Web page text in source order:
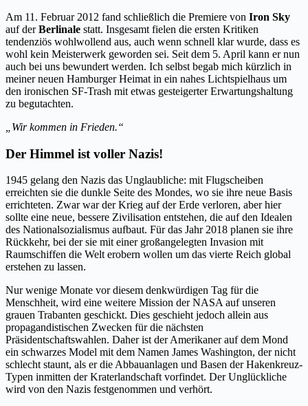
Am 11. Februar 2012 fand schließlich die Premiere von Iron Sky
auf derBerlinale statt. Insgesamt fielen die ersten Kritiken
tendenziös wohlwollend aus, auch wenn schnell klar wurde, dass es
wohl kein Meisterwerk geworden sei. Seit dem 5. April kann er nun
auch bei uns bewundert werden. Ich selbst begab mich kürzlich in
meiner neuen Hamburger Heimat in ein nahes Lichtspielhaus um
den ironischen SF-Trash mit etwas gesteigerter Erwartungshaltung
zu begutachten.
„Wir kommen in Frieden.“
Der Himmel ist voller Nazis!
1945 gelang den Nazis das Unglaubliche: mit Flugscheiben
erreichten sie die dunkle Seite des Mondes, wo sie ihre neue Basis
errichteten. Zwar war der Krieg auf der Erde verloren, aber hier
sollte eine neue, bessere Zivilisation entstehen, die auf den Idealen
des Nationalsozialismus aufbaut. Für das Jahr 2018 planen sie ihre
Rückkehr, bei der sie mit einer großangelegten Invasion mit
Raumschiffen die Welt erobern wollen um das vierte Reich global
erstehen zu lassen.
Nur wenige Monate vor diesem denkwürdigen Tag für die
Menschheit, wird eine weitere Mission der NASA auf unseren
grauen Trabanten geschickt. Dies geschieht jedoch allein aus
propagandistischen Zwecken für die nächsten
Präsidentschaftswahlen. Daher ist der Amerikaner auf dem Mond
ein schwarzes Model mit dem Namen James Washington, der nicht
schlecht staunt, als er die Abbauanlagen und Basen der Hakenkreuz-
Typen inmitten der Kraterlandschaft vorfindet. Der Unglückliche
wird von den Nazis festgenommen und verhört.